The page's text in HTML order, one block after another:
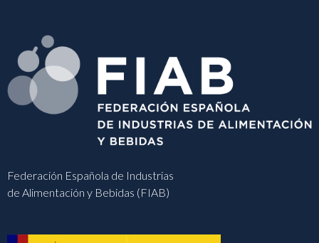
Federación Española de Industrias
de Alimentación y Bebidas (FIAB)